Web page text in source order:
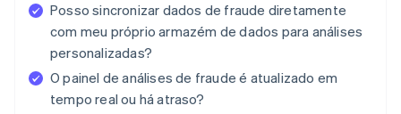
Posso sincronizar dados de fraude diretamente
com meu próprio armazém de dados para análises
personalizadas?
O painel de análises de fraude é atualizado em
tempo real ou há atraso?